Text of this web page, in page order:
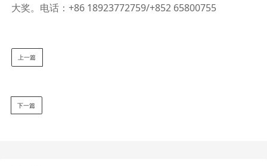
大奖。电话： +86 18923772759/+852 65800755
上一篇
下一篇